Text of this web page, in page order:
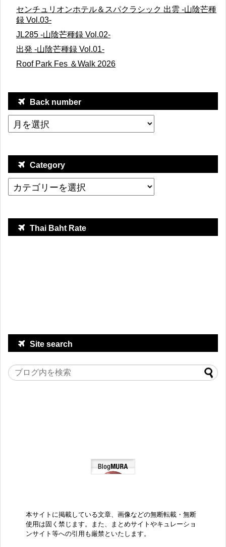
センチュリオンホテル＆スパクラシック 出雲 -山陰芒種
録 Vol.03-
JL285 -山陰芒種録 Vol.02-
出発 -山陰芒種録 Vol.01-
Roof Park Fes ＆Walk 2026
Back number
Category
Thai Baht Rate
Site search
本サイトに掲載している文章、画像などの無断転載・無断
使用は固く禁じます。また、まとめサイトやキュレーショ
ンサイト等への引用も厳禁といたします。